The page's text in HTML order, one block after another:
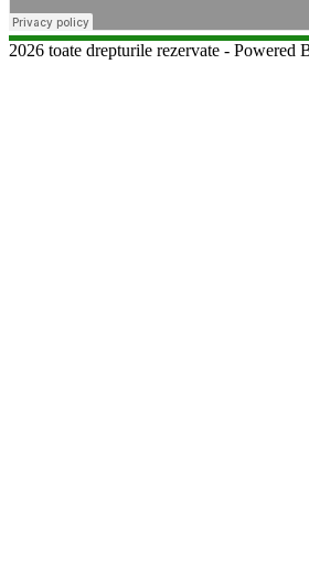
2026 toate drepturile rezervate - Powered